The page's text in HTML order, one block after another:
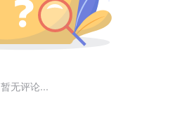
暂无评论...